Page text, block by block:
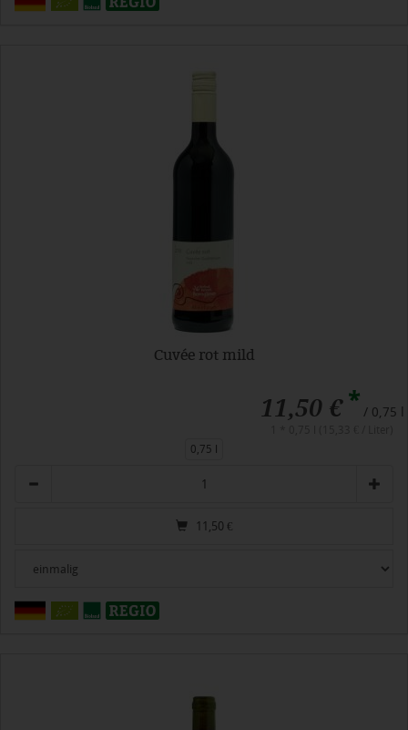
Cuvée rot mild
11,50 €* / 0,75 l
0,75 l
11,50 €